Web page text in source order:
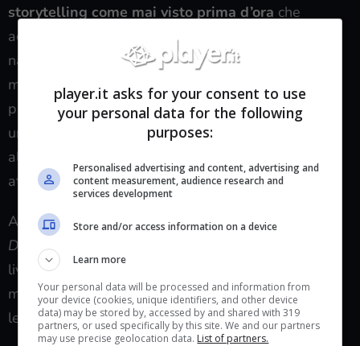
storytelling come mai visto prima d’ora che
accompagna il giocatore mettendolo al centro della
narrazione con cinematic di intermezzo mozzafiato e
molto meno macchinose rispetto alle espansioni
precedenti. Si ha quasi la sensazione di giocare ad
un single player e prima ancora di annoiarsi si è già
al level cap, pronti ad unirsi ad altri giocatori nelle
attività da endgame.
Altro aspetto particolare del leveling sono i
Destino
livellare i personaggi secondari saltando la storia
ma dedicandosi da subito ad attività endgame
leggermente edulcorate.
player.it asks for your consent to use
your personal data for the following
purposes:
Personalised advertising and content, advertising and
content measurement, audience research and
services development
Store and/or access information on a device
Learn more
Your personal data will be processed and information from
your device (cookies, unique identifiers, and other device
data) may be stored by, accessed by and shared with 319
partners, or used specifically by this site. We and our partners
may use precise geolocation data. List of partners.